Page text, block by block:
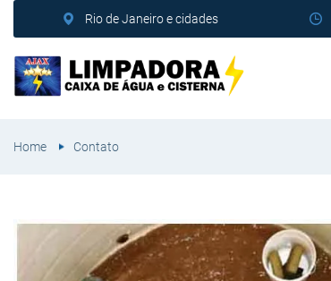
Rio de Janeiro e cidades
Home Contato